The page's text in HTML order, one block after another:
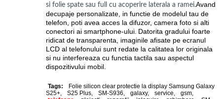
si folie spate sau full cu acoperire laterala a ramei.Avand
decupaje personalizate, in functie de modelul tau de
telefon, poti avea acces la difuzor, camera foto si alti
conectori ai smartphone-ului. Datorita gradului foarte
ridicat de transparenta, imaginile afisate pe ecranul
LCD al telefonului sunt redate la calitatea lor originala
si nu interfereaza cu functia tactila sau aspectul
dispozitivului mobil.
Tags:
Folie silicon clear protectie la display Samsung Galaxy
S25+, S25 Plus, SM-S936, galaxy, service, gsm,